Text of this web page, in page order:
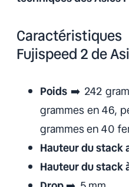
Fujispeed 2 de
Poids ➡️ 242
grammes en 46,
grammes en 40
Hauteur du stack
Hauteur du stack